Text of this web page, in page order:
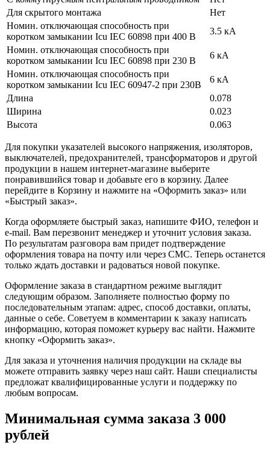
Для скрытого монтажа
Нет
Номин. отключающая способность при
коротком замыкании Icu IEC 60898 при 400 В
3.5 кА
Номин. отключающая способность при
коротком замыкании Icu IEC 60898 при 230 В
6 кА
Номин. отключающая способность при
коротком замыкании Icu IEC 60947-2 при 230В
6 кА
Длина
0.078
Ширина
0.023
Высота
0.063
Для покупки указателей высокого напряжения, изоляторов,
выключателей, предохранителей, трансформаторов и другой
продукции в нашем интернет-магазине выберите
понравившийся товар и добавьте его в корзину. Далее
перейдите в Корзину и нажмите на «Оформить заказ» или
«Быстрый заказ».
Когда оформляете быстрый заказ, напишите ФИО, телефон и
e-mail. Вам перезвонит менеджер и уточнит условия заказа.
По результатам разговора вам придет подтверждение
оформления товара на почту или через СМС. Теперь останется
только ждать доставки и радоваться новой покупке.
Оформление заказа в стандартном режиме выглядит
следующим образом. Заполняете полностью форму по
последовательным этапам: адрес, способ доставки, оплаты,
данные о себе. Советуем в комментарии к заказу написать
информацию, которая поможет курьеру вас найти. Нажмите
кнопку «Оформить заказ».
Для заказа и уточнения наличия продукции на складе вы
можете отправить заявку через наш сайт. Наши специалисты
предложат квалифицированные услуги и поддержку по
любым вопросам.
Минимальная сумма заказа 3 000
рублей